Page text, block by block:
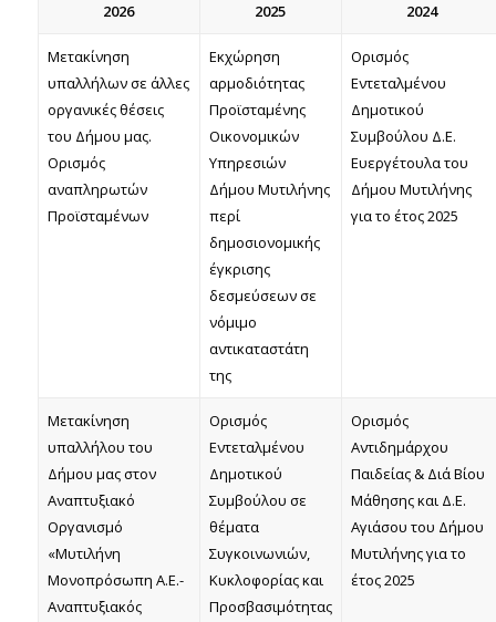
2026 2025 2024
Mετακίνηση
υπαλλήλων σε άλλες
οργανικές θέσεις
του Δήμου μας.
Ορισμός
αναπληρωτών
Προϊσταμένων
Εκχώρηση
αρμοδιότητας
Προϊσταμένης
Οικονομικών
Υπηρεσιών
Δήμου Μυτιλήνης
περί
δημοσιονομικής
έγκρισης
δεσμεύσεων σε
νόμιμο
αντικαταστάτη
της
Ορισμός
Εντεταλμένου
Δημοτικού
Συμβούλου Δ.Ε.
Ευεργέτουλα του
Δήμου Μυτιλήνης
για το έτος 2025
Μετακίνηση
υπαλλήλου του
Δήμου μας στον
Αναπτυξιακό
Οργανισμό
«Μυτιλήνη
Μονοπρόσωπη Α.Ε.-
Αναπτυξιακός
Ορισμός
Εντεταλμένου
Δημοτικού
Συμβούλου σε
θέματα
Συγκοινωνιών,
Κυκλοφορίας και
Προσβασιμότητας
Ορισμός
Αντιδημάρχου
Παιδείας & Διά Βίου
Μάθησης και Δ.Ε.
Αγιάσου του Δήμου
Μυτιλήνης για το
έτος 2025